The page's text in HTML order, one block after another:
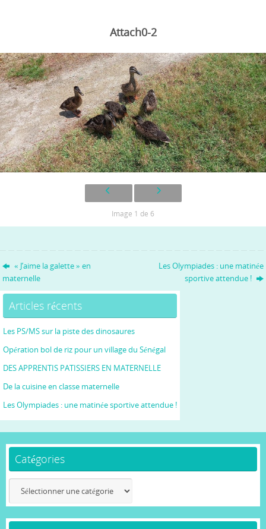
Attach0-2
Image 1 de 6
« J’aime la galette » en
maternelle
Les Olympiades : une matinée
sportive attendue !
Articles récents
Les PS/MS sur la piste des dinosaures
Opération bol de riz pour un village du Sénégal
DES APPRENTIS PATISSIERS EN MATERNELLE
De la cuisine en classe maternelle
Les Olympiades : une matinée sportive attendue !
Catégories